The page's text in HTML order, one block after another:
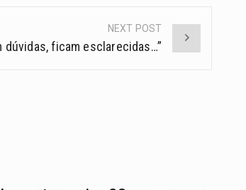
NEXT POST
dúvidas, ficam esclarecidas…”